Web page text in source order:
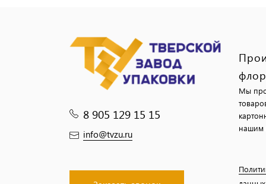
8 905 129 15 15
info@tvzu.ru
Мы
нашим